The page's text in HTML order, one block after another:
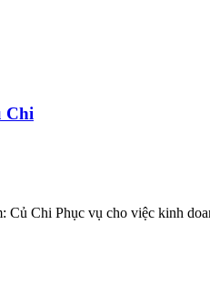
Chi
Chi Phục vụ cho việc kinh